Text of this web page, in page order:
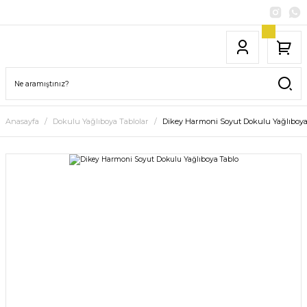
Anasayfa Dokulu Yağlıboya Tablolar Dikey Harmoni Soyut Dokulu